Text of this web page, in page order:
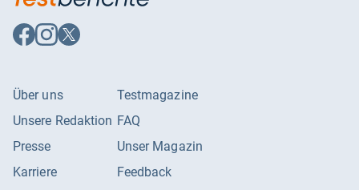
Auf
Facebook
Auf
Instagram
Auf
X
Über uns
Unsere Redaktion
Presse
Karriere
Testmagazine
FAQ
Unser Magazin
Feedback